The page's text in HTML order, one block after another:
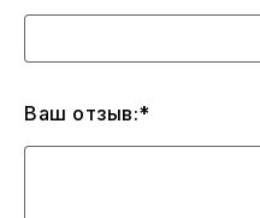
Ваш отзыв:*